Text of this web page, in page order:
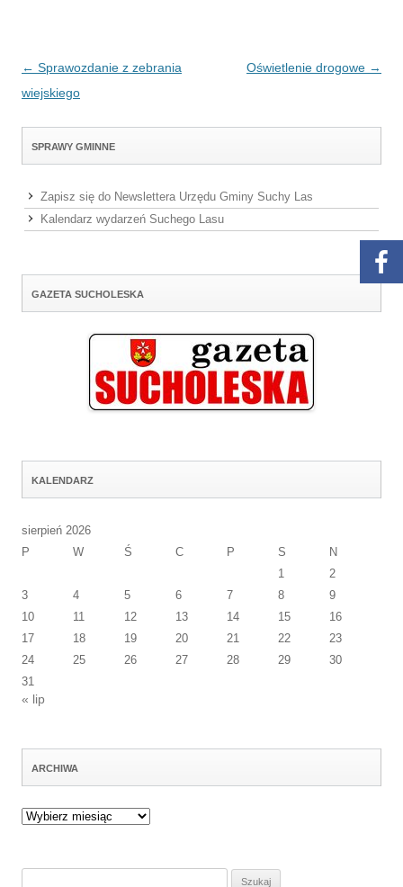
Post navigation
← Sprawozdanie z zebrania
wiejskiego
Oświetlenie drogowe →
SPRAWY GMINNE
Zapisz się do Newslettera Urzędu Gminy Suchy Las
Kalendarz wydarzeń Suchego Lasu
GAZETA SUCHOLESKA
KALENDARZ
sierpień 2026
P
W Ś C P S
N
1
2
3
4 5 6 7 8
9
10
11 12 13 14 15
16
17
18 19 20 21 22
23
24
25 26 27 28 29
30
31
« lip
ARCHIWA
Archiwa